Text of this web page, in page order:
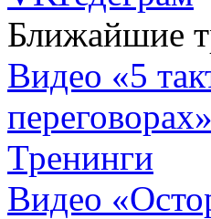
Ближайшие
Видео «5
переговорах»
Тренинги
Видео